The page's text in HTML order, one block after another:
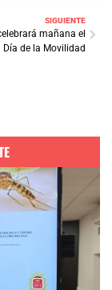
SIGUIENTE
mañana el
Día de la Movilidad